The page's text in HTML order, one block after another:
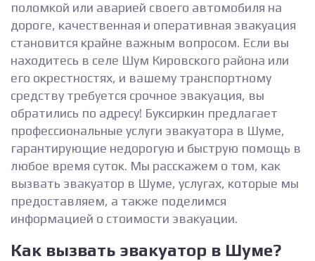
поломкой или аварией своего автомобиля на
дороге, качественная и оперативная эвакуация
становится крайне важным вопросом. Если вы
находитесь в селе Шум Кировского района или
его окрестностях, и вашему транспортному
средству требуется срочное эвакуация, вы
обратились по адресу! Буксиркин предлагает
профессиональные услуги эвакуатора в Шуме,
гарантирующие недорогую и быструю помощь в
любое время суток. Мы расскажем о том, как
вызвать эвакуатор в Шуме, услугах, которые мы
предоставляем, а также поделимся
информацией о стоимости эвакуации.
Как вызвать эвакуатор в Шуме?